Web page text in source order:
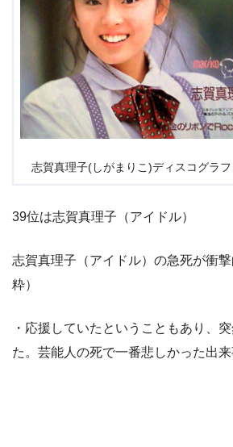
志賀真理子(しがまりこ)ディスコグラフ
39位は志賀真理子（アイドル）
志賀真理子（アイドル）の急死が衝
粋）
・応援していたということもあり、
た。芸能人の死で一番悲しかった出来